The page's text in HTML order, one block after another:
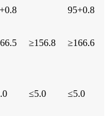
95+0.8
≥156.8 ≥166.6
≤5.0 ≤5.0